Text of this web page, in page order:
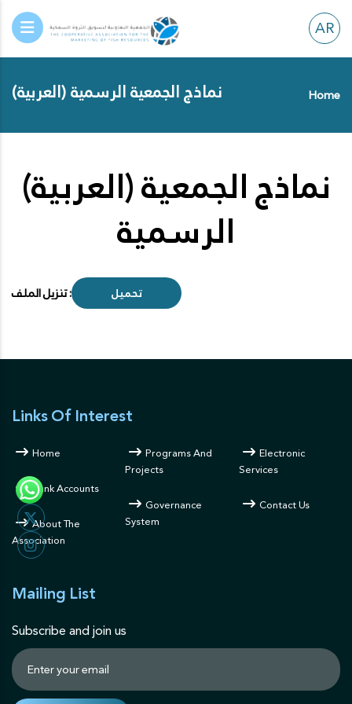
AR
(العربية) نماذج الجمعية الرسمية Home
(العربية) نماذج الجمعية
الرسمية
تنزيل الملف : تحميل
Links Of Interest
Home
Bank Accounts
About The
Association
Programs And
Projects
Governance
System
Electronic
Services
Contact Us
Mailing List
Subscribe and join us